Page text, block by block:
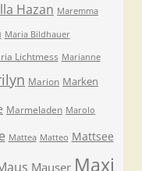
Hazan Maremma
Maria Bildhauer
Lichtmess Marianne
Marion Marken
Marmeladen Marolo
Mattea Matteo Mattsee
Mauser Maxi